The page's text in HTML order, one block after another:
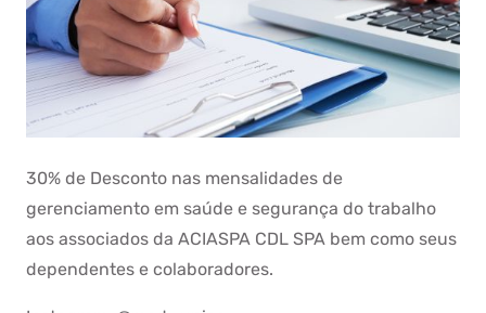
30% de Desconto nas mensalidades de
gerenciamento em saúde e segurança do trabalho
aos associados da ACIASPA CDL SPA bem como seus
dependentes e colaboradores.